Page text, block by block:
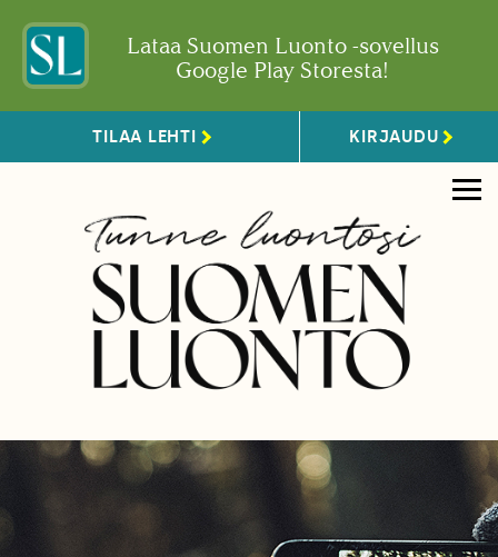
Lataa Suomen Luonto -sovellus
Google Play Storesta!
TILAA LEHTI KIRJAUDU